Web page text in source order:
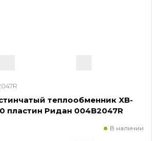
теплообменник XB-
пластин Ридан 004B2047R
В наличии